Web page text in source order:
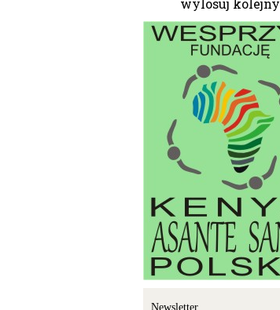
wylosuj kolejny
Newsletter